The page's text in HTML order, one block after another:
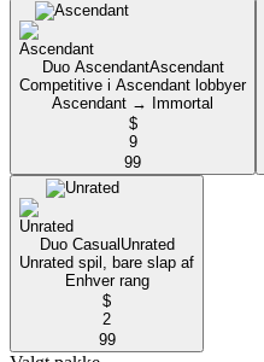
Duo AscendantAscendant
Competitive i Ascendant lobbyer
Ascendant → Immortal
$
9
99
Duo Casual Unrated
Unrated spil, bare slap af
Enhver rang
$
2
99